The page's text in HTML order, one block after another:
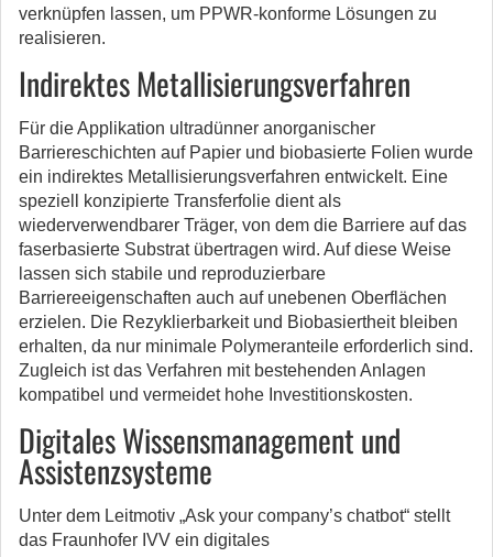
verknüpfen lassen, um PPWR-konforme Lösungen zu
realisieren.
Indirektes Metallisierungsverfahren
Für die Applikation ultradünner anorganischer
Barriereschichten auf Papier und biobasierte Folien wurde
ein indirektes Metallisierungsverfahren entwickelt. Eine
speziell konzipierte Transferfolie dient als
wiederverwendbarer Träger, von dem die Barriere auf das
faserbasierte Substrat übertragen wird. Auf diese Weise
lassen sich stabile und reproduzierbare
Barriereeigenschaften auch auf unebenen Oberflächen
erzielen. Die Rezyklierbarkeit und Biobasiertheit bleiben
erhalten, da nur minimale Polymeranteile erforderlich sind.
Zugleich ist das Verfahren mit bestehenden Anlagen
kompatibel und vermeidet hohe Investitionskosten.
Digitales Wissensmanagement und
Assistenzsysteme
Unter dem Leitmotiv „Ask your company’s chatbot“ stellt
das Fraunhofer IVV ein digitales